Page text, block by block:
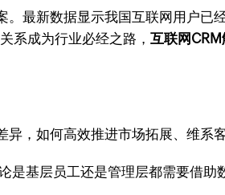
最新数据显示我国互联网用户已
系成为行业必经之路，互联网
，如何高效推进市场拓展、维系
基层员工还是管理层都需要借助